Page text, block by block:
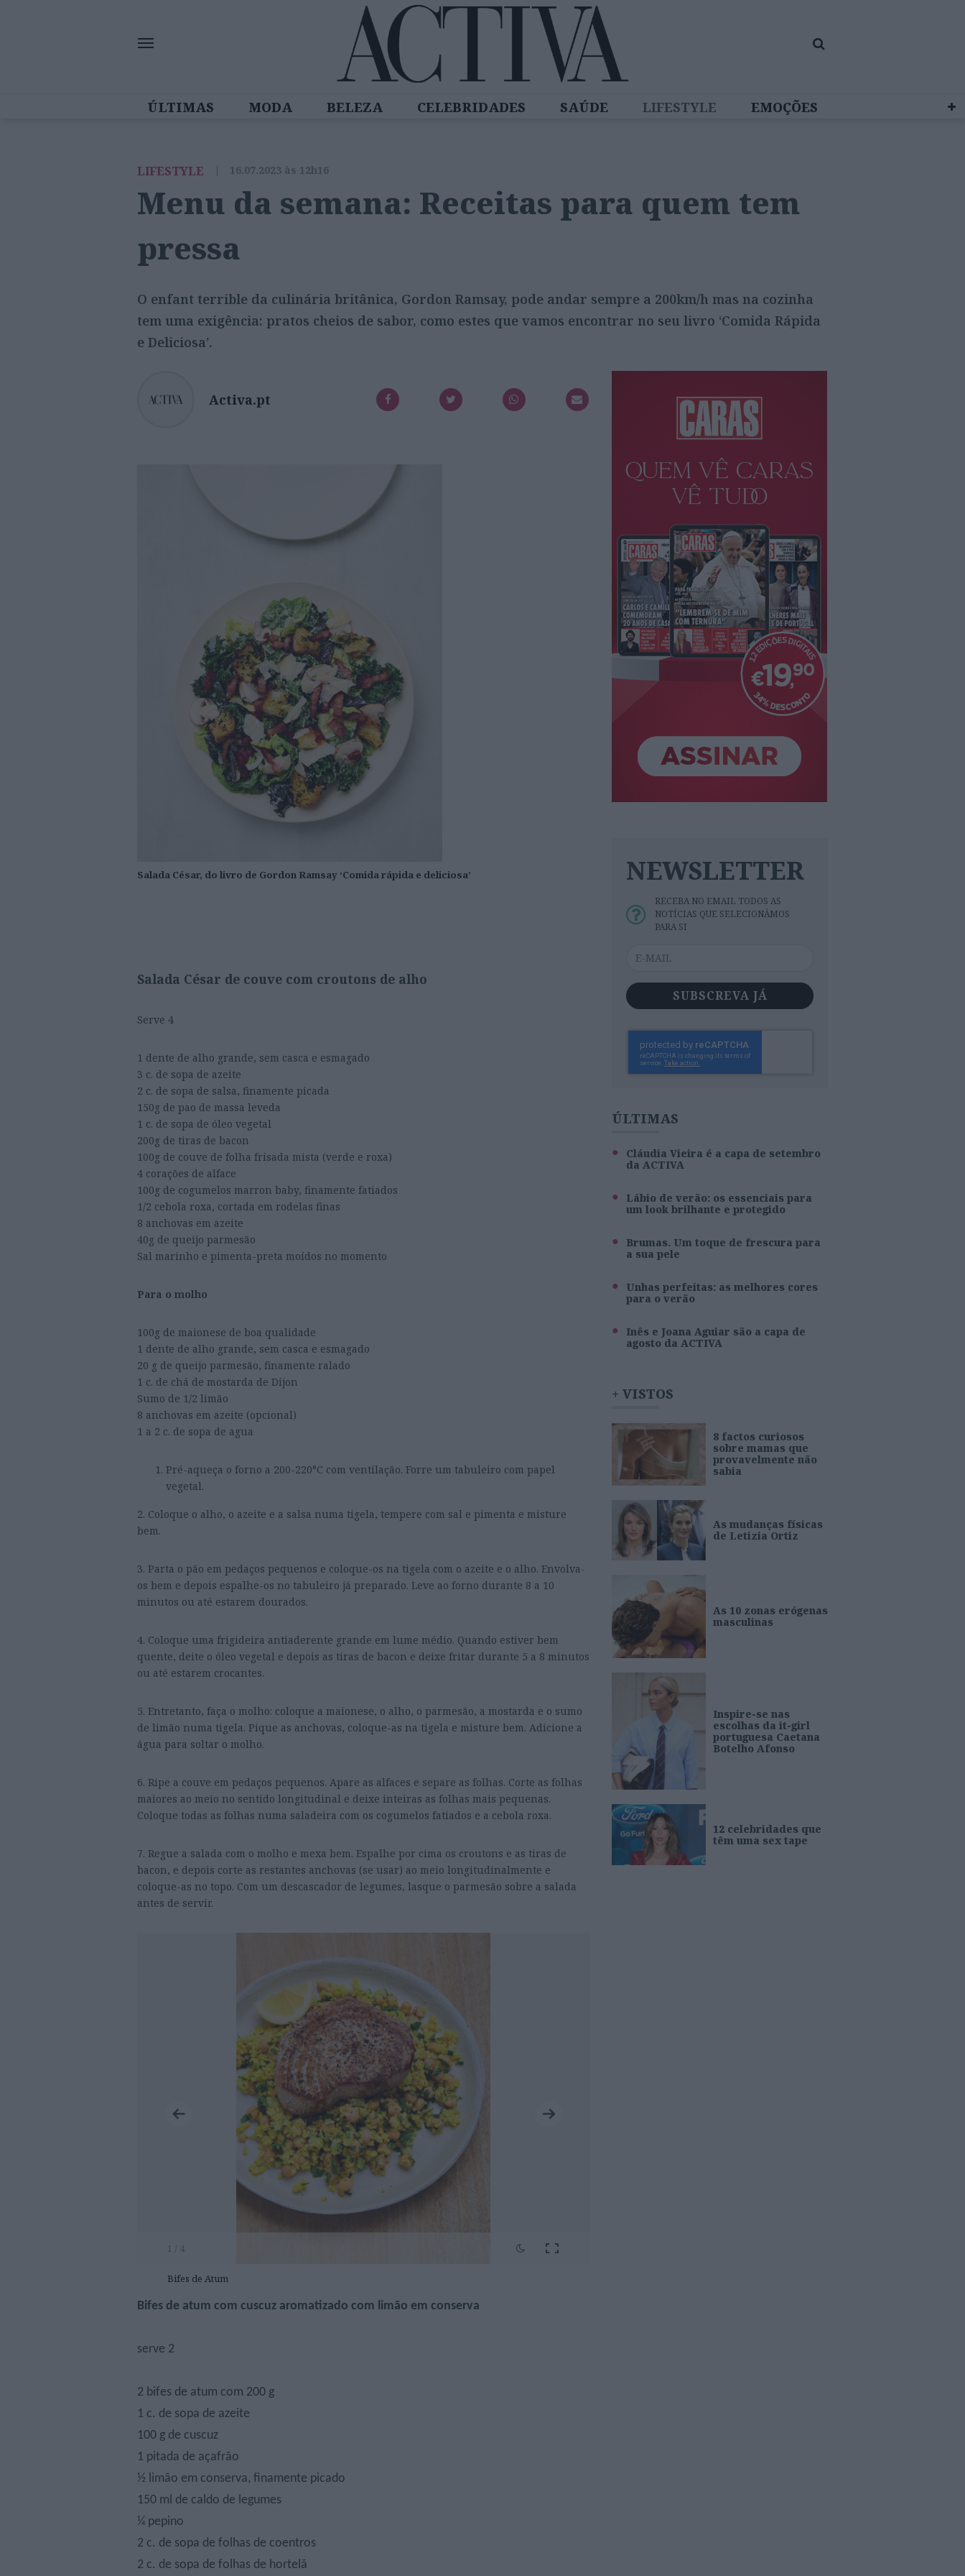
ÚLTIMAS MODA BELEZA CELEBRIDADES SAÚDE LIFESTYLE
EMOÇÕES
LIFESTYLE | 16.07.2023 às 12h16
Menu da semana: Receitas para quem tem
pressa
O enfant terrible da culinária britânica, Gordon Ramsay, pode andar sempre a 200km/h mas na cozinha
tem uma exigência: pratos cheios de sabor, como estes que vamos encontrar no seu livro ‘Comida Rápida
e Deliciosa’.
Activa.pt
Salada César, do livro de Gordon Ramsay ‘Comida rápida e deliciosa’
Salada César de couve com croutons de alho
Serve 4
1 dente de alho grande, sem casca e esmagado
3 c. de sopa de azeite
2 c. de sopa de salsa, finamente picada
150g de pao de massa leveda
1 c. de sopa de óleo vegetal
200g de tiras de bacon
100g de couve de folha frisada mista (verde e roxa)
4 corações de alface
100g de cogumelos marron baby, finamente fatiados
1/2 cebola roxa, cortada em rodelas finas
8 anchovas em azeite
40g de queijo parmesão
Sal marinho e pimenta-preta moídos no momento
Para o molho
100g de maionese de boa qualidade
1 dente de alho grande, sem casca e esmagado
20 g de queijo parmesão, finamente ralado
1 c. de chá de mostarda de Dijon
Sumo de 1/2 limão
8 anchovas em azeite (opcional)
1 a 2 c. de sopa de agua
Pré-aqueça o forno a 200-220°C com ventilação. Forre um tabuleiro com papel
vegetal.
2. Coloque o alho, o azeite e a salsa numa tigela, tempere com sal e pimenta e misture
bem.
3. Parta o pão em pedaços pequenos e coloque-os na tigela com o azeite e o alho. Envolva-
os bem e depois espalhe-os no tabuleiro já preparado. Leve ao forno durante 8 a 10
minutos ou até estarem dourados.
4. Coloque uma frigideira antiaderente grande em lume médio. Quando estiver bem
quente, deite o óleo vegetal e depois as tiras de bacon e deixe fritar durante 5 a 8 minutos
ou até estarem crocantes.
5. Entretanto, faça o molho: coloque a maionese, o alho, o parmesão, a mostarda e o sumo
de limão numa tigela. Pique as anchovas, coloque-as na tigela e misture bem. Adicione a
água para soltar o molho.
6. Ripe a couve em pedaços pequenos. Apare as alfaces e separe as folhas. Corte as folhas
maiores ao meio no sentido longitudinal e deixe inteiras as folhas mais pequenas.
Coloque todas as folhas numa saladeira com os cogumelos fatiados e a cebola roxa.
7. Regue a salada com o molho e mexa bem. Espalhe por cima os croutons e as tiras de
bacon, e depois corte as restantes anchovas (se usar) ao meio longitudinalmente e
coloque-as no topo. Com um descascador de legumes, lasque o parmesão sobre a salada
antes de servir.
1 / 4
Bifes de Atum
Bifes de atum com cuscuz aromatizado com limão em conserva
serve 2
2 bifes de atum com 200 g
1 c. de sopa de azeite
100 g de cuscuz
1 pitada de açafrão
½ limão em conserva, finamente picado
150 ml de caldo de legumes
¼ pepino
2 c. de sopa de folhas de coentros
2 c. de sopa de folhas de hortelã
NEWSLETTER
RECEBA NO EMAIL TODOS AS
NOTÍCIAS QUE SELECIONÁMOS
PARA SI
SUBSCREVA JÁ
ÚLTIMAS
Cláudia Vieira é a capa de setembro
da ACTIVA
Lábio de verão: os essenciais para
um look brilhante e protegido
Brumas. Um toque de frescura para
a sua pele
Unhas perfeitas: as melhores cores
para o verão
Inês e Joana Aguiar são a capa de
agosto da ACTIVA
+ VISTOS
8 factos curiosos
sobre mamas que
provavelmente não
sabia
As mudanças físicas
de Letizia Ortiz
As 10 zonas erógenas
masculinas
Inspire-se nas
escolhas da it-girl
portuguesa Caetana
Botelho Afonso
12 celebridades que
têm uma sex tape